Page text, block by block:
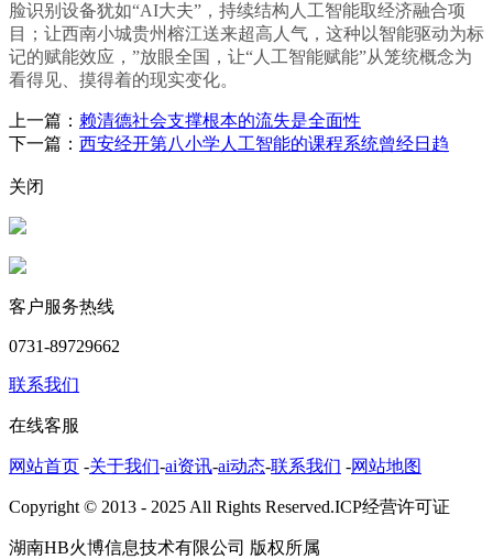
脸识别设备犹如“AI大夫”，持续结构人工智能取经济融合项
目；让西南小城贵州榕江送来超高人气，这种以智能驱动为标
记的赋能效应，”放眼全国，让“人工智能赋能”从笼统概念为
看得见、摸得着的现实变化。
上一篇： 赖清德社会支撑根本的流失是全面性
下一篇： 西安经开第八小学人工智能的课程系统曾经日趋
关闭
客户服务热线
0731-89729662
联系我们
在线客服
网站首页 -关于我们-ai资讯-ai动态-联系我们 -网站地图
Copyright © 2013 - 2025 All Rights Reserved.ICP经营许可证
湖南HB火博信息技术有限公司 版权所属